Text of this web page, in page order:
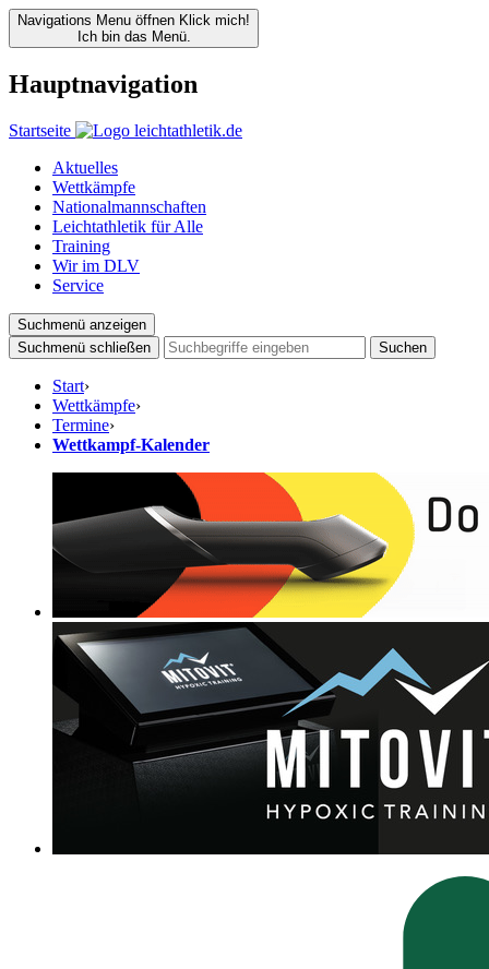
Navigations Menu öffnen Klick mich!
Ich bin das Menü.
Hauptnavigation
Startseite
Aktuelles
Wettkämpfe
Nationalmannschaften
Leichtathletik für Alle
Training
Wir im DLV
Service
Suchmenü anzeigen
Suchmenü schließen
Suchen
Start›
Wettkämpfe›
Termine›
Wettkampf-Kalender